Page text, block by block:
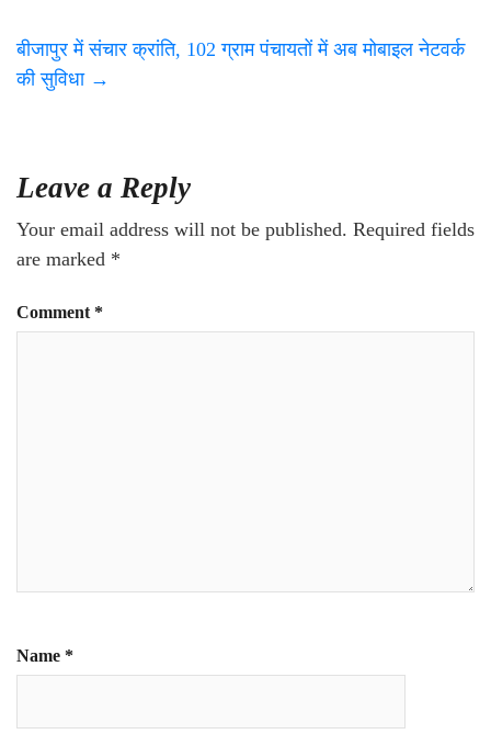
बीजापुर में संचार क्रांति, 102 ग्राम पंचायतों में अब मोबाइल नेटवर्क
की सुविधा →
Leave a Reply
Your email address will not be published. Required fields
are marked *
Comment *
Name *